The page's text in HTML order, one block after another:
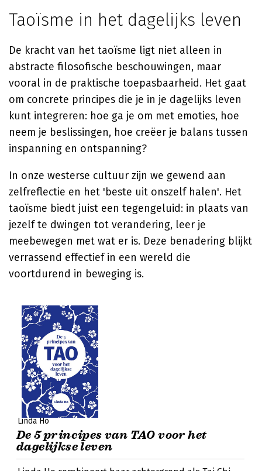
Taoïsme in het dagelijks leven
De kracht van het taoïsme ligt niet alleen in
abstracte filosofische beschouwingen, maar
vooral in de praktische toepasbaarheid. Het gaat
om concrete principes die je in je dagelijks leven
kunt integreren: hoe ga je om met emoties, hoe
neem je beslissingen, hoe creëer je balans tussen
inspanning en ontspanning?
In onze westerse cultuur zijn we gewend aan
zelfreflectie en het 'beste uit onszelf halen'. Het
taoïsme biedt juist een tegengeluid: in plaats van
jezelf te dwingen tot verandering, leer je
meebewegen met wat er is. Deze benadering blijkt
verrassend effectief in een wereld die
voortdurend in beweging is.
Linda Ho
De 5 principes van TAO voor het
dagelijkse leven